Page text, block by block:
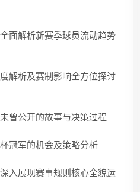
面解析新赛季球员流动趋势
解析及赛制影响全方位探讨
曾公开的故事与决策过程
冠军的机会及策略分析
入展现赛事规则核心全貌运